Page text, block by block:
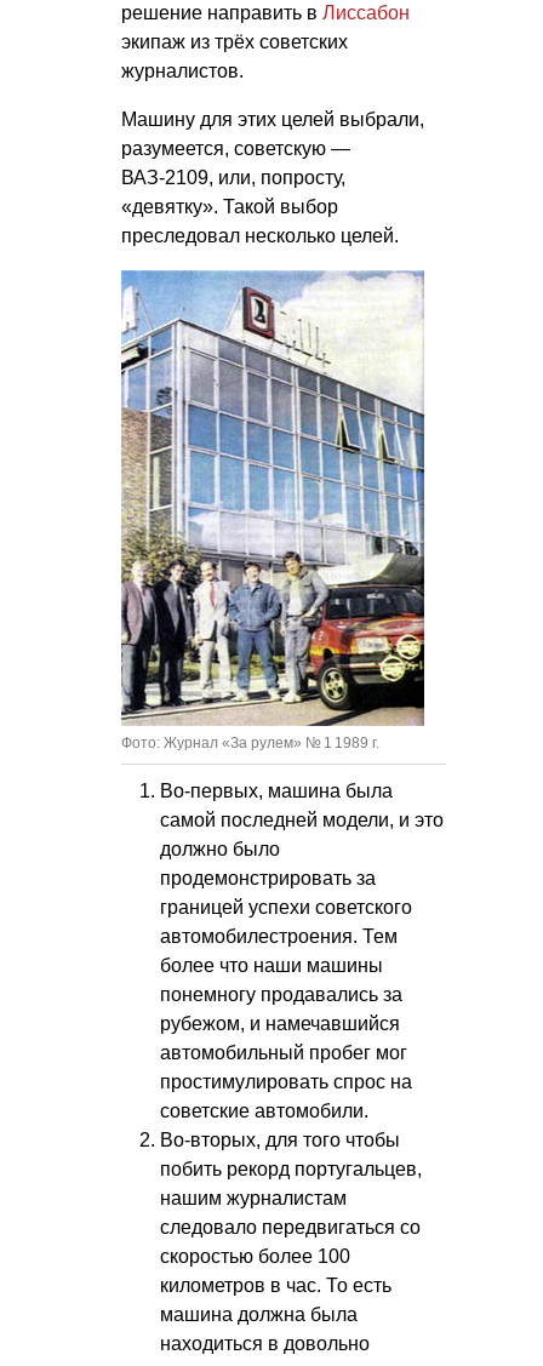
решение направить в Лиссабон
экипаж из трёх советских
журналистов.
Машину для этих целей выбрали,
разумеется, советскую —
ВАЗ-2109, или, попросту,
«девятку». Такой выбор
преследовал несколько целей.
Фото: Журнал «За рулем» № 1 1989 г.
Во-первых, машина была
самой последней модели, и это
должно было
продемонстрировать за
границей успехи советского
автомобилестроения. Тем
более что наши машины
понемногу продавались за
рубежом, и намечавшийся
автомобильный пробег мог
простимулировать спрос на
советские автомобили.
Во-вторых, для того чтобы
побить рекорд португальцев,
нашим журналистам
следовало передвигаться со
скоростью более 100
километров в час. То есть
машина должна была
находиться в довольно